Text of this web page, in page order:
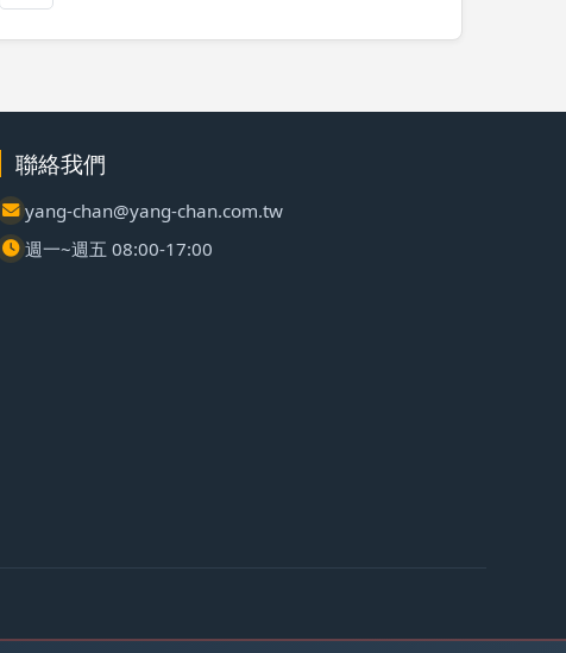
聯絡我們
yang-chan@yang-chan.com.tw
週一~週五 08:00-17:00